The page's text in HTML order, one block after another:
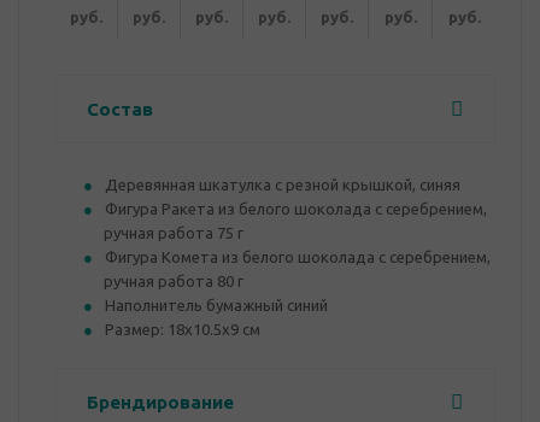
руб.
руб.
руб.
руб.
руб.
руб.
руб.
Состав
Деревянная шкатулка с резной крышкой, синяя
Фигура Ракета из белого шоколада с серебрением,
ручная работа 75 г
Фигура Комета из белого шоколада с серебрением,
ручная работа 80 г
Наполнитель бумажный синий
Размер: 18х10.5х9 см
Брендирование